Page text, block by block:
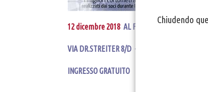
Chiudendo
12 dicembre 2018 AL FILMCLUB CINEMA
VIA DR.STREITER 8/D - BOLZANO
INGRESSO GRATUITO